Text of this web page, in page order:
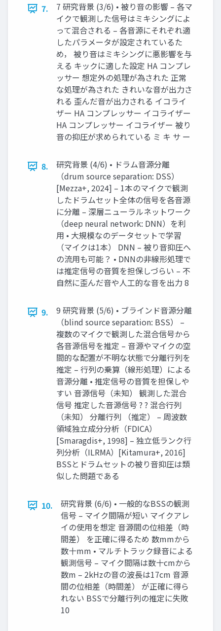
7.
7 研究背景 (3/6) • 被り音の影響 – 各マ
イクで観測した信号はミキシングによ
って混合される – 各音源にそれぞれ適
したパラメータが設定されているた
め， 被り音はミキシングに悪影響を与
える キックに適した設定 HA コンプレ
ッサー 想定外の処理が為された 正常
な処理が為された きれいな音が出力さ
れる 歪んだ音が出力される イコライ
ザー HA コンプレッサー イコライザー
HA コンプレッサー イコライザー 被り
音の抑圧が求められている ミ キ サ ー
8.
研究背景 (4/6) • ドラム音源分離
（drum source separation: DSS）
[Mezza+, 2024] – 1本のマイクで観測
したドラムセット全体の信号を各音源
に分離 – 深層ニューラルネットワーク
（deep neural network: DNN）を利
用 • 大規模なのデータセットで学習
（マイクは1本） DNN – 被り音抑圧へ
の流用も可能？ • DNNの非線形処理で
は推定信号の音質を担保しづらい – 不
自然に歪んだ音や人工的な音を出力 8
9.
9 研究背景 (5/6) • ブラインド音源分離
（blind source separation: BSS） –
複数のマイクで観測した混合信号から
各音源信号を推定 – 音源やマイクの空
間的な配置が不明な状態で分離行列を
推定 – 行列の乗算（線形処理）による
音源分離 • 推定信号の音質を担保しや
すい 音源信号（未知） 観測した混合
信号 推定した音源信号 ? ? 混合行列
（未知） 分離行列 （推定） – 周波数
領域独立成分分析（FDICA）
[Smaragdis+, 1998] – 独立低ランク行
列分析（ILRMA）[Kitamura+, 2016]
BSSとドラムセットの被り音抑圧は類
似した問題である
10.
研究背景 (6/6) • 一般的なBSSの観測
信号 – マイク間隔が短い マイクアレ
イの使用を想定 音源間の位相差（時
間差） を正確に得るため 数mmから
数十mm • マルチトラック録音による
観測信号 – マイク間隔は数十cmから
数m – 2kHzの音の波長は17cm 音源
間の位相差（時間差） が正確に得ら
れない BSSで分離行列の推定に失敗
10